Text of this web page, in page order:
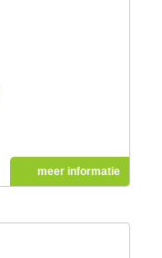
meer informatie